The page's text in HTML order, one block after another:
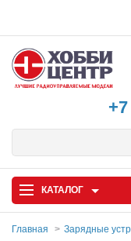
КАТАЛОГ
Главная Зарядные